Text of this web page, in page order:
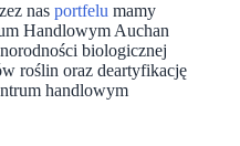
nas portfelu mamy
Handlowym Auchan
biologicznej
roślin oraz deartyfikację
handlowym